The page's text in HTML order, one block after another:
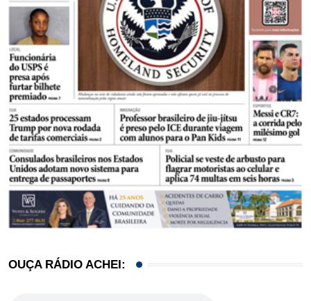
OUÇA RÁDIO ACHEI: